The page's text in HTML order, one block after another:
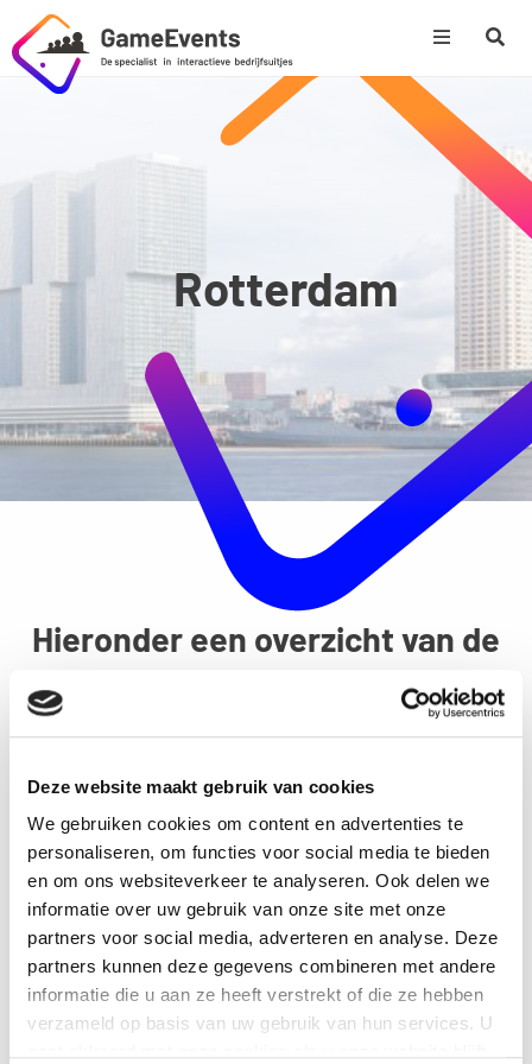
Deze website maakt gebruik van cookies
We gebruiken cookies om content en advertenties te
personaliseren, om functies voor social media te bieden
en om ons websiteverkeer te analyseren. Ook delen we
informatie over uw gebruik van onze site met onze
partners voor social media, adverteren en analyse. Deze
partners kunnen deze gegevens combineren met andere
informatie die u aan ze heeft verstrekt of die ze hebben
verzameld op basis van uw gebruik van hun services. U
Rotterdam
Hieronder een overzicht van de
mogelijkheden in Rotterdam
Specialist Interactieve Evenementen
GameEvents is het organisatiebureau
gespecialiseerd in interactieve evenementen. De
speciaal ontwikkelde Game is zeer geschikt als
bedrijfsuitje, teamuitje, teambuilding, relatie